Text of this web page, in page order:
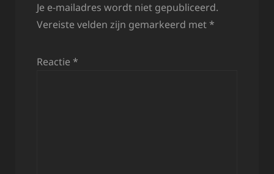
Je e-mailadres wordt niet gepubliceerd.
Vereiste velden zijn gemarkeerd met *
Reactie *